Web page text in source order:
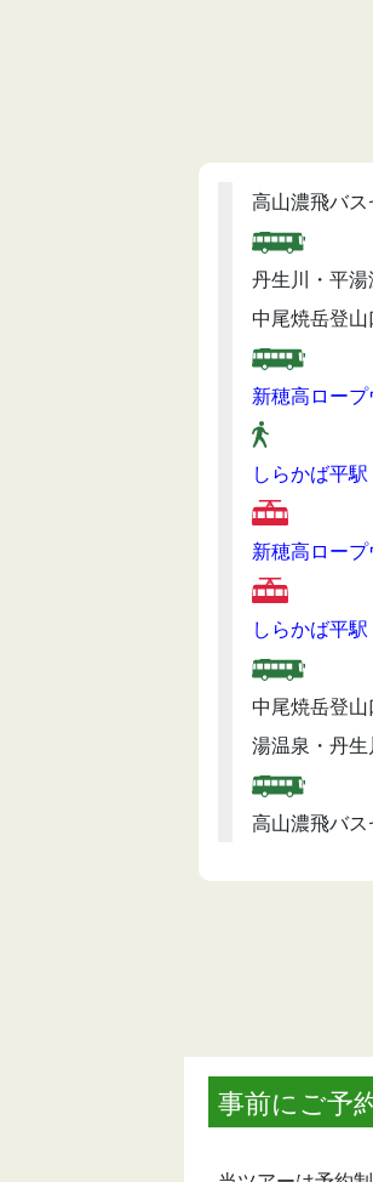
高山濃飛バ
丹生川・平
中尾焼岳登山
新穂高ロー
しらかば平
新穂高ロー
しらかば平
中尾焼岳登
湯温泉・丹生
高山濃飛バス
事前にご予